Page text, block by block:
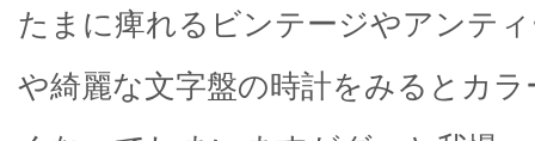
たまに痺れるビンテージやアンテ
や綺麗な文字盤の時計をみるとカ